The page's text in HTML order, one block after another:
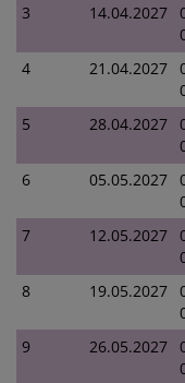
3 14.04.2027
4 21.04.2027
5 28.04.2027
6 05.05.2027
7 12.05.2027
8 19.05.2027
9 26.05.2027